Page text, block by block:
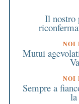
Il nostro
NOI
Mutui
NOI
Sempre a